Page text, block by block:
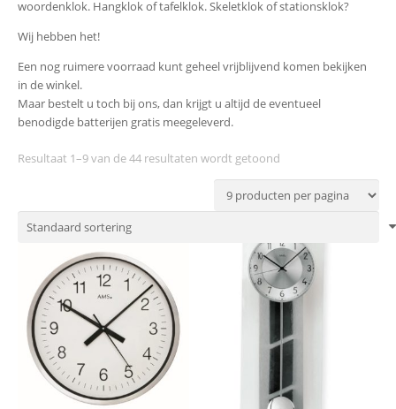
woordenklok. Hangklok of tafelklok. Skeletklok of stationsklok?
Wij hebben het!
Een nog ruimere voorraad kunt geheel vrijblijvend komen bekijken
in de winkel.
Maar bestelt u toch bij ons, dan krijgt u altijd de eventueel
benodigde batterijen gratis meegeleverd.
Resultaat 1–9 van de 44 resultaten wordt getoond